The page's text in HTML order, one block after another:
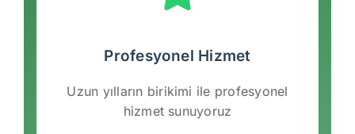
Profesyonel Hizmet
Uzun yılların birikimi ile profesyonel
hizmet sunuyoruz